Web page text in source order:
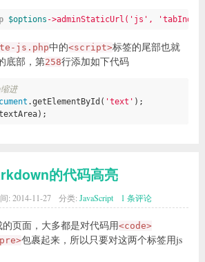
$options ->adminStaticUrl( 'js' ,
js.php中的<script>标签的尾部也就
底部，第258行添加如下代码
进
.getElementById( 'text' );
的代码高亮
:2014-11-27 分类:JavaScript 1 条评论
页面，大多都是对代码用<code>
包裹起来，所以只要对这两个标签用js